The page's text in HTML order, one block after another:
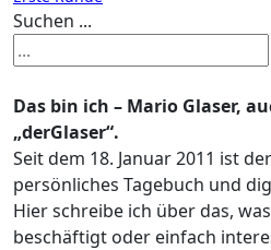
Suchen ...
Das bin ich – Mario Glaser,
„derGlaser“.
Seit dem 18. Januar 2011 ist
persönliches Tagebuch und
Hier schreibe ich über das,
beschäftigt oder einfach